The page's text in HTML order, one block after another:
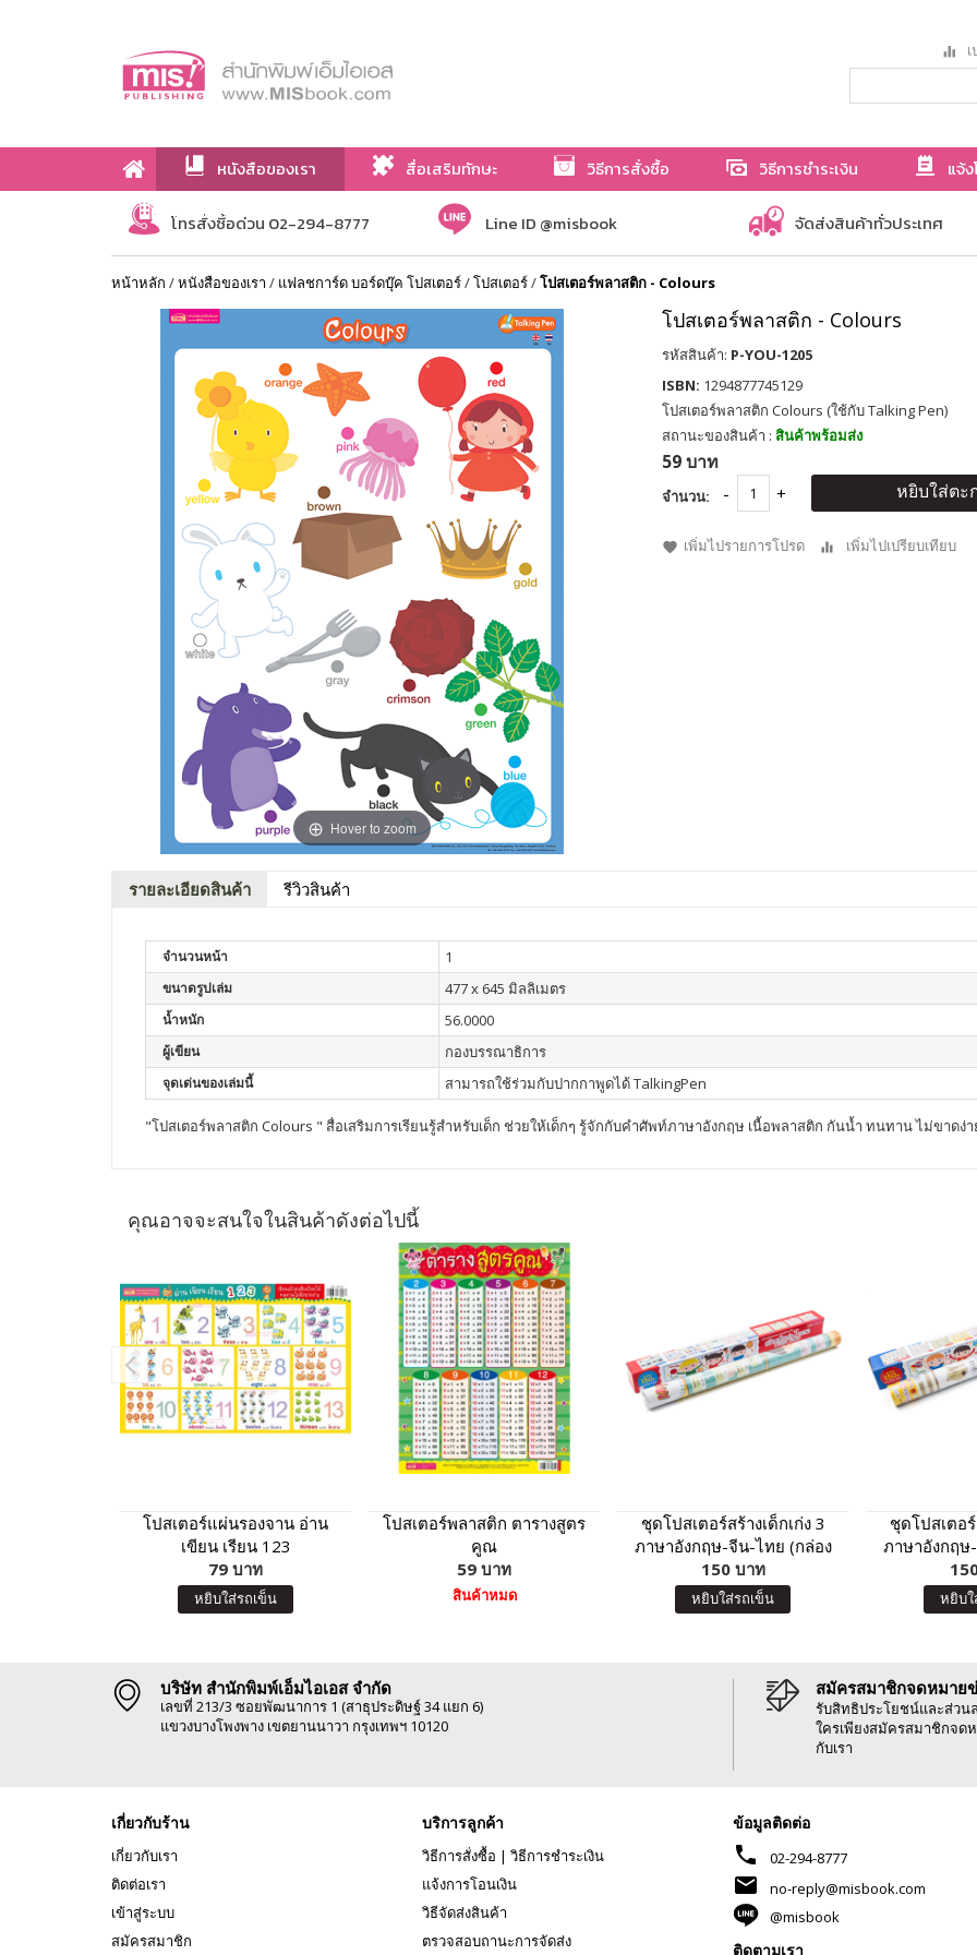
หนังสือของเรา สื่อเสริมทักษะ วิธีการสั่งซื้อ วิธีการชำระเงิน
แจ้
เกี่ยวกับเรา
โทรสั่งซื้อด่วน 02-294-8777 Line ID @misbook จัดส่งสินค้าทั่วประเทศ
หน้าหลัก /หนังสือของเรา / แฟลชการ์ด บอร์ดบุ๊ค โปสเตอร์/โปสเตอร์/โปสเตอร์พลาสติก - Colours
Hover to zoom
โปสเตอร์พลาสติก - Colours
รหัสสินค้า: P-YOU-1205
ISBN: 1294877745129
โปสเตอร์พลาสติก Colours (ใช้กับ Talking Pen)
สถานะของสินค้า : สินค้าพร้อมส่ง
59 บาท
จำนวน: หยิบใส่ตะ
เพิ่มไปรายการโปรด เพิ่มไปเปรียบเทียบ
รายละเอียดสินค้า รีวิวสินค้า
จำนวนหน้า 1
ขนาดรูปเล่ม 477 x 645 มิลลิเมตร
น้ำหนัก 56.0000
ผู้เขียน กองบรรณาธิการ
จุดเด่นของเล่มนี้ สามารถใช้ร่วมกับปากกาพูดได้ TalkingPen
"โปสเตอร์พลาสติก Colours " สื่อเสริมการเรียนรู้สำหรับเด็ก ช่วยให้เด็กๆ รู้จักกับคำศัพท์ภาษาอังกฤษ เนื้อพลาสติก กันน้ำ ทนทาน ไม่ขาดง่
คุณอาจจะสนใจในสินค้าดังต่อไปนี้
โปสเตอร์แผ่นรองจาน อ่าน
เขียน เรียน 123
79 บาท
หยิบใส่รถเข็น
โปสเตอร์พลาสติก ตารางสูตร
คูณ
59 บาท
สินค้าหมด
ชุดโปสเตอร์สร้างเด็กเก่ง 3
ภาษาอังกฤษ-จีน-ไทย (กล่อง
แดง)
150 บาท
หยิบใส่รถเข็น
ชุดโปสเตอร์
ภาษาอังกฤษ
น้
หยิบใ
บริษัท สำนักพิมพ์เอ็มไอเอส จำกัด
เลขที่ 213/3 ซอยพัฒนาการ 1 (สาธุประดิษฐ์ 34 แยก 6)
แขวงบางโพงพาง เขตยานนาวา กรุงเทพฯ 10120
สมัครสมาชิกจดหมาย
รับสิทธิประโยชน์และส่วน
ใครเพียงสมัครสมาชิกจด
กับเรา
เกี่ยวกับร้าน
เกี่ยวกับเรา
ติดต่อเรา
เข้าสู่ระบบ
สมัครสมาชิก
บริการลูกค้า
วิธีการสั่งซื้อ | วิธีการชำระเงิน
แจ้งการโอนเงิน
วิธีจัดส่งสินค้า
ตรวจสอบถานะการจัดส่ง
ข้อมูลติดต่อ
phone 02-294-8777
mail
no-reply@misbook.com
@misbook
ติดตามเรา